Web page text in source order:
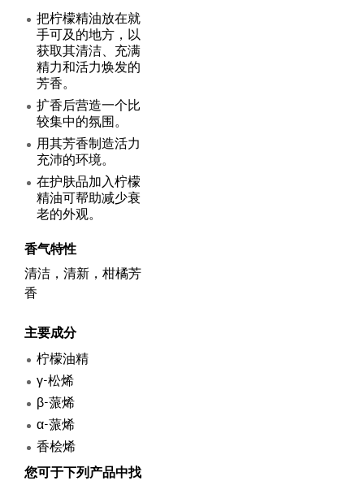
把柠檬精油放在就
手可及的地方，以
获取其清洁、充满
精力和活力焕发的
芳香。
扩香后营造一个比
较集中的氛围。
用其芳香制造活力
充沛的环境。
在护肤品加入柠檬
精油可帮助减少衰
老的外观。
香气特性
清洁，清新，柑橘芳
香
主要成分
柠檬油精
γ-松烯
β-蒎烯
α-蒎烯
香桧烯
您可于下列产品中找